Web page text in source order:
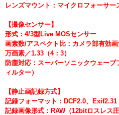
レンズマウント：マイクロフォーサー
【撮像センサー】
形式：4/3型Live MOSセンサー
画素数/アスペクト比：カメラ部有効
万画素／1.33（4：3）
防塵対応：スーパーソニックウェー
ィルター）
【静止画記録方式】
記録フォーマット：DCF2.0、Exif2.31
記録画像形式：RAW（12bitロスレス